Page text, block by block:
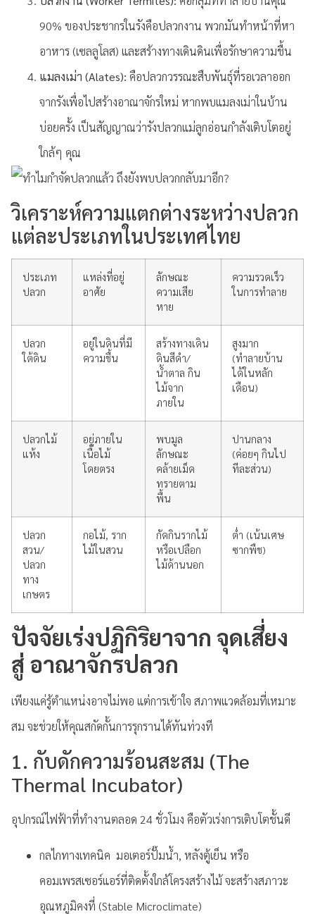
90% ของประชากรในรังคือปลวกงาน พวกมันทำหน้าที่หา
อาหาร (เซลลูโลส) และสร้างทางเดินดินเพื่อรักษาความชื้น
แมลงเม่า (Alates): คือปลวกวรรณะสืบพันธุ์ที่รอเวลาออก
จากรังเพื่อไปสร้างอาณาจักรใหม่ หากพบแมลงเม่าในบ้าน
บ่อยครั้ง เป็นสัญญาณว่ารังปลวกแม่ลูกอ่อนกำลังเติบโตอยู่
ใกล้ๆ คุณ
วิเคราะห์ความแตกต่างระหว่างปลวก
แต่ละประเภทในประเทศไทย
ประเภท
ปลวก
แหล่งที่อยู่
อาศัย
ลักษณะ
ความเสีย
หาย
ความรวดเร็ว
ในการทำลาย
ปลวก
ใต้ดิน
อยู่ในดินที่มี
ความชื้น
สร้างทางเดิน
ดินสีดำ/
น้ำตาล กิน
ไม้จาก
ภายใน
สูงมาก
(ทำลายบ้าน
ได้ในหลัก
เดือน)
ปลวกไม้
แห้ง
อยู่ภายใน
เนื้อไม้
โดยตรง
พบมูล
ลักษณะ
คล้ายเม็ด
ทรายตาม
พื้น
ปานกลาง
(ค่อยๆ กินไป
ทีละส่วน)
ปลวก
สวน/
ปลวก
ทาง
เกษตร
กอไม้, ราก
ไม้ในสวน
กัดกินรากไม้
หรือเปลือก
ไม้ด้านนอก
ต่ำ (เน้นเศษ
ซากพืช)
ปัจจัยเร่งปฏิกิริยาจาก จุดเสี่ยง
สู่ อาณาจักรปลวก
เพียงแค่รู้ตำแหน่งอาจไม่พอ แต่การเข้าใจ สภาพแวดล้อมที่เหมาะ
สม จะช่วยให้คุณสกัดกั้นการรุกรานได้ทันท่วงที
1. กับดักความร้อนสะสม (The
Thermal Incubator)
อุปกรณ์ไฟฟ้าที่ทำงานตลอด 24 ชั่วโมง คือตัวเร่งการเติบโตชั้นดี
กลไกทางเทคนิค มอเตอร์ปั๊มน้ำ, หลังตู้เย็น หรือ
คอมเพรสเซอร์แอร์ที่ติดตั้งใกล้โครงสร้างไม้ จะสร้างสภาวะ
อุณหภูมิคงที่ (Stable Microclimate)